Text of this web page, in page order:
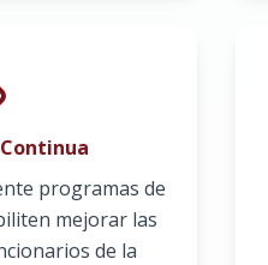
programas de
mejorar las
de la